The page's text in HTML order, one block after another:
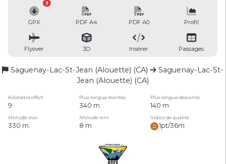
GPX
3
PDF A4 PDF A0 Profil
Flyover 3D Insérer Passages
Saguenay-Lac-St-Jean (Alouette) (CA)
Saguenay-Lac-St-
Jean (Alouette) (CA)
Kilomètre effort Plus longue montée Plus longue descente
9 340 m 140 m
Altitude max Altitude min Indice de qualité
330 m 8 m 1pt/36m